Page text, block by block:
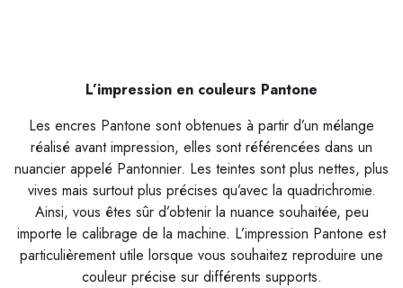
L’impression en couleurs Pantone
Les encres Pantone sont obtenues à partir d’un mélange
réalisé avant impression, elles sont référencées dans un
nuancier appelé Pantonnier. Les teintes sont plus nettes, plus
vives mais surtout plus précises qu’avec la quadrichromie.
Ainsi, vous êtes sûr d’obtenir la nuance souhaitée, peu
importe le calibrage de la machine. L’impression Pantone est
particulièrement utile lorsque vous souhaitez reproduire une
couleur précise sur différents supports.